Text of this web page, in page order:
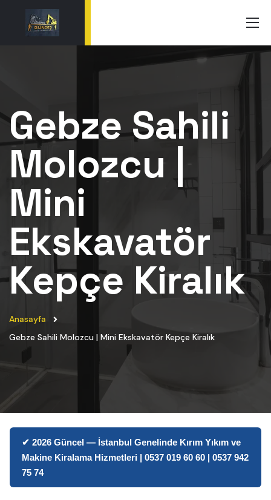
Gebze Sahili
Molozcu |
Mini
Ekskavatör
Kepçe Kiralık
Anasayfa
Gebze Sahili Molozcu | Mini Ekskavatör Kepçe Kiralık
✔ 2026 Güncel — İstanbul Genelinde Kırım Yıkım ve
Makine Kiralama Hizmetleri | 0537 019 60 60 | 0537 942
75 74